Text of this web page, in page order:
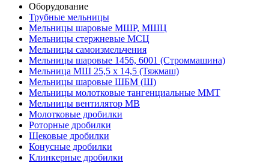
Оборудование
Трубные мельницы
Мельницы шаровые МШР, МШЦ
Мельницы стержневые МСЦ
Мельницы самоизмельчения
Мельницы шаровые 1456, 6001 (Строммашина)
Мельница МШ 25,5 х 14,5 (Тяжмаш)
Мельницы шаровые ШБМ (Ш)
Мельницы молотковые тангенциальные ММТ
Мельницы вентилятор МВ
Молотковые дробилки
Роторные дробилки
Щековые дробилки
Конусные дробилки
Клинкерные дробилки